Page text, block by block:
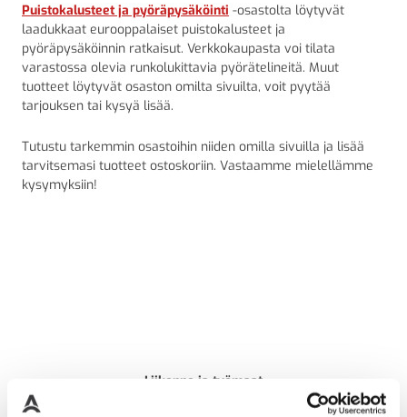
Puistokalusteet ja pyöräpysäköinti -osastolta löytyvät
laadukkaat eurooppalaiset puistokalusteet ja
pyöräpysäköinnin ratkaisut. Verkkokaupasta voi tilata
varastossa olevia runkolukittavia pyörätelineitä. Muut
tuotteet löytyvät osaston omilta sivuilta, voit pyytää
tarjouksen tai kysyä lisää.
Tutustu tarkemmin osastoihin niiden omilla sivuilla ja lisää
tarvitsemasi tuotteet ostoskoriin. Vastaamme mielellämme
kysymyksiin!
Liikenne ja työmaat